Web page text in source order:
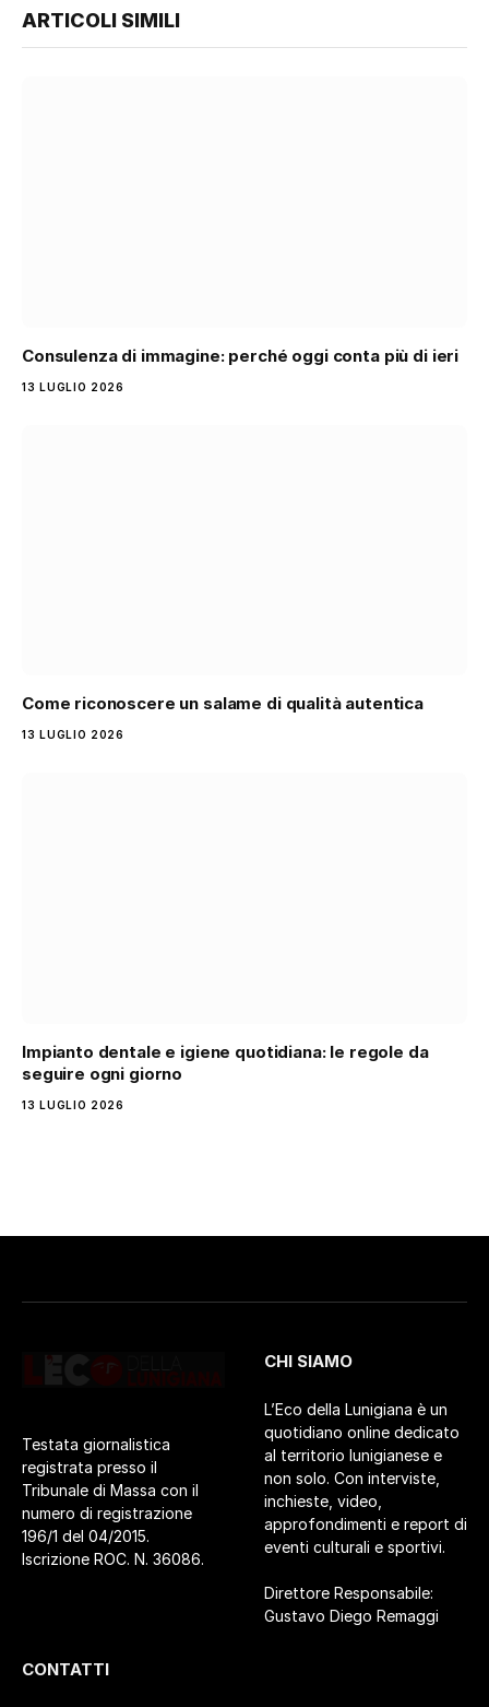
ARTICOLI SIMILI
Consulenza di immagine: perché oggi conta più di ieri
13 LUGLIO 2026
Come riconoscere un salame di qualità autentica
13 LUGLIO 2026
Impianto dentale e igiene quotidiana: le regole da
seguire ogni giorno
13 LUGLIO 2026
Testata giornalistica
registrata presso il
Tribunale di Massa con il
numero di registrazione
196/1 del 04/2015.
Iscrizione ROC. N. 36086.
CHI SIAMO
L’Eco della Lunigiana è un
quotidiano online dedicato
al territorio lunigianese e
non solo. Con interviste,
inchieste, video,
approfondimenti e report di
eventi culturali e sportivi.
Direttore Responsabile:
Gustavo Diego Remaggi
CONTATTI